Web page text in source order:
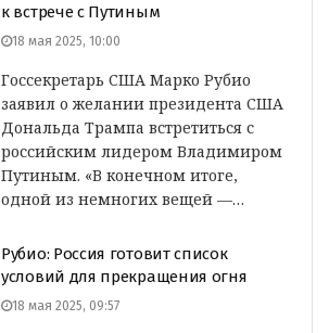
к встрече с Путиным
18 мая 2025, 10:00
Госсекретарь США Марко Рубио
заявил о желании президента США
Дональда Трампа встретиться с
российским лидером Владимиром
Путиным. «В конечном итоге,
одной из немногих вещей —…
Рубио: Россия готовит список
условий для прекращения огня
18 мая 2025, 09:57